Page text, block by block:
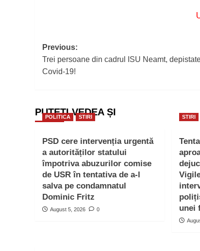
Post
navigation
Previous:
Trei persoane din cadrul ISU Neamt,
Covid-19!
PUTEȚI VEDEA ȘI
POLITICA STIRI
PSD cere intervenția urgentă
a autorităților statului
împotriva abuzurilor comise
de USR în tentativa de a-l
salva pe condamnatul
Dominic Fritz
August 5, 2026 0
STIRI
unei